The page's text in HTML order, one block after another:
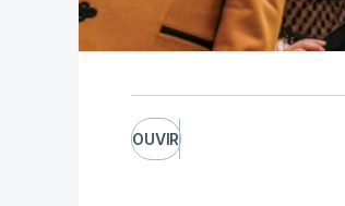
OUVIR